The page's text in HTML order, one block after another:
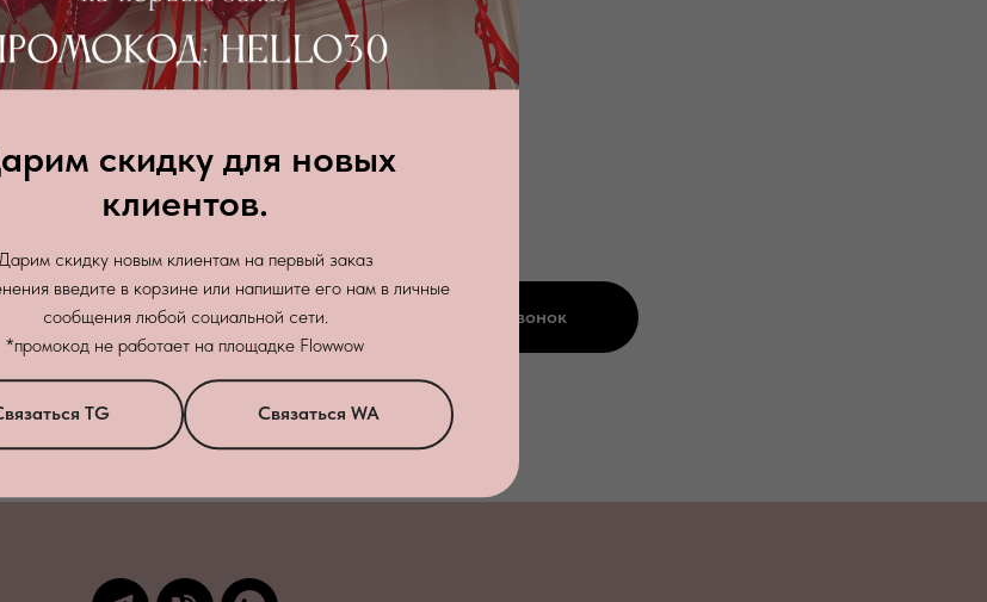
скидку для новых
клиентов.
Дарим скидку новым клиентам на первый заказ
введите в корзине или напишите его нам в личные
сообщения любой социальной сети.
*промокод не работает на площадке Flowwow
TG Связаться WA
+7
данныхв соответствии сполитикой конфиденциальности
Заказать звонок